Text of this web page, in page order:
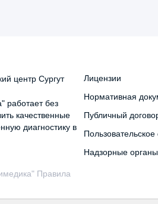
работает без
качественные
диагностику в
Правила
Лицензии
Нормативная
Публичный
Надзорные органы